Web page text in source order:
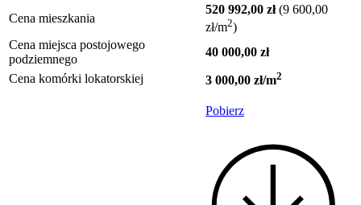
Cena mieszkania
520 992,00 zł (9 600,00
zł/m2)
Cena miejsca postojowego
podziemnego
40 000,00 zł
Cena komórki lokatorskiej
3 000,00 zł/m2
Pobierz